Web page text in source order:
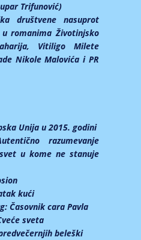
Trifunović)
društvene nasuprot
romanima Životinjsko
Vitiligo Milete
Nikole Malovića i PR
Unija u 2015. godini
razumevanje
u kome ne stanuje
kući
Časovnik cara Pavla
sveta
beleški